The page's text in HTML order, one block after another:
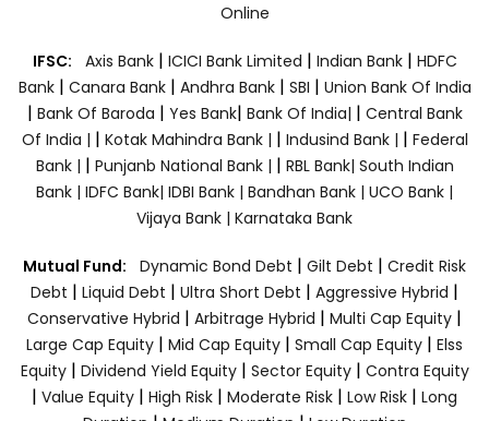
Online
IFSC: Axis Bank | ICICI Bank Limited | Indian Bank | HDFC
Bank| Canara Bank | Andhra Bank| SBI | Union Bank Of India
| Bank Of Baroda | Yes Bank| Bank Of India| | Central Bank
Of India | | Kotak Mahindra Bank | | Indusind Bank | | Federal
Bank | | Punjanb National Bank | | RBL Bank| South Indian
Bank | IDFC Bank| IDBI Bank | Bandhan Bank | UCO Bank |
Vijaya Bank | Karnataka Bank
Mutual Fund: Dynamic Bond Debt | Gilt Debt | Credit Risk
Debt | Liquid Debt | Ultra Short Debt | Aggressive Hybrid |
Conservative Hybrid | Arbitrage Hybrid | Multi Cap Equity |
Large Cap Equity | Mid Cap Equity | Small Cap Equity | Elss
Equity| Dividend Yield Equity| Sector Equity | Contra Equity
| Value Equity | High Risk | Moderate Risk | Low Risk | Long